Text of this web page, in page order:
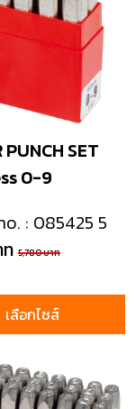
SET
0-9
: 085425 5
5,780 บาท
เลือกไซส์